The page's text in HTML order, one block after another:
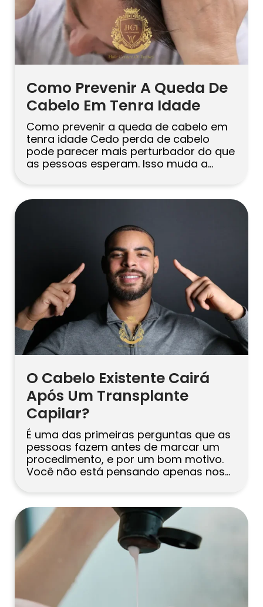
Como Prevenir A Queda De
Cabelo Em Tenra Idade
Como prevenir a queda de cabelo em
tenra idade Cedo perda de cabelo
pode parecer mais perturbador do que
as pessoas esperam. Isso muda a
começa antes de você estar pronto
para lidar com escolhas médicas,
um procedimento. A boa […]
O Cabelo Existente Cairá
Após Um Transplante
Capilar?
É uma das primeiras perguntas que as
pessoas fazem antes de marcar um
procedimento, e por um bom motivo.
Você não está pensando apenas nos
também está pensando no cabelo que
ainda tem. A resposta honesta é esta:
alguns cabelos existentes podem cair
após um transplante capilar, mas isso
não significa automaticamente […]